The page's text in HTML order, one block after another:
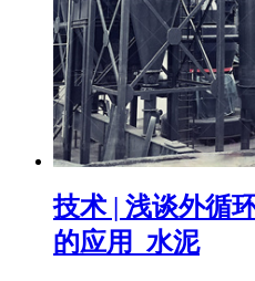
技术 | 浅谈外循
的应用_水泥